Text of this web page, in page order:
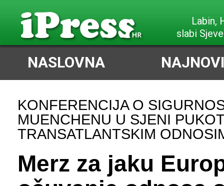
slabi
NASLOVNA
KONFERENCIJA O
MUENCHENU U SJENI
TRANSATLANTSKIM
Merz za jaku